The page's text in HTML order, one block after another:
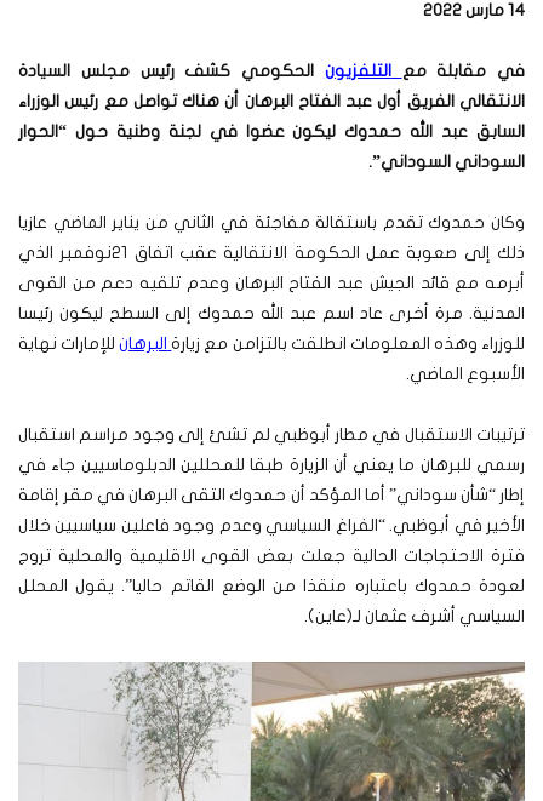
14 مارس 2022
في مقابلة مع التلفزيون
الحكومي كشف رئيس مجلس السيادة
الانتقالي الفريق أول عبد الفتاح البرهان أن هناك تواصل مع رئيس الوزراء
السابق عبد الله حمدوك ليكون عضوا في لجنة وطنية حول “الحوار
السوداني السوداني”.
وكان حمدوك تقدم باستقالة مفاجئة في الثاني من يناير الماضي عازيا
ذلك إلى صعوبة عمل الحكومة الانتقالية عقب اتفاق 21نوفمبر الذي
أبرمه مع قائد الجيش عبد الفتاح البرهان وعدم تلقيه دعم من القوى
المدنية. مرة أخرى عاد اسم عبد الله حمدوك إلى السطح ليكون رئيسا
للوزراء وهذه المعلومات انطلقت بالتزامن مع زيارة البرهان للإمارات نهاية
الأسبوع الماضي.
ترتيبات الاستقبال في مطار أبوظبي لم تشئ إلى وجود مراسم استقبال
رسمي للبرهان ما يعني أن الزيارة طبقا للمحللين الدبلوماسيين جاء في
إطار “شأن سوداني” أما المؤكد أن حمدوك التقى البرهان في مقر إقامة
الأخير في أبوظبي.“الفراغ السياسي وعدم وجود فاعلين سياسيين خلال
فترة الاحتجاجات الحالية جعلت بعض القوى الاقليمية والمحلية تروج
لعودة حمدوك باعتباره منقذا من الوضع القاتم حاليا”. يقول المحلل
السياسي أشرف عثمان لـ(عاين).